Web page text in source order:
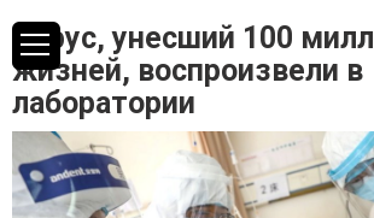
Вирус, унесший 100
жизней, воспроизвели в
лаборатории